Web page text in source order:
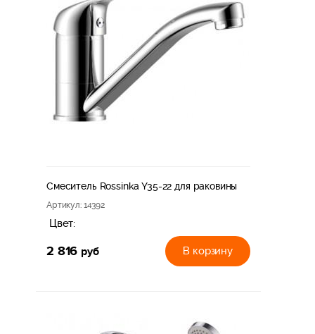
Смеситель Rossinka Y35-22 для раковины
Артикул: 14392
Цвет:
2 816 руб В корзину